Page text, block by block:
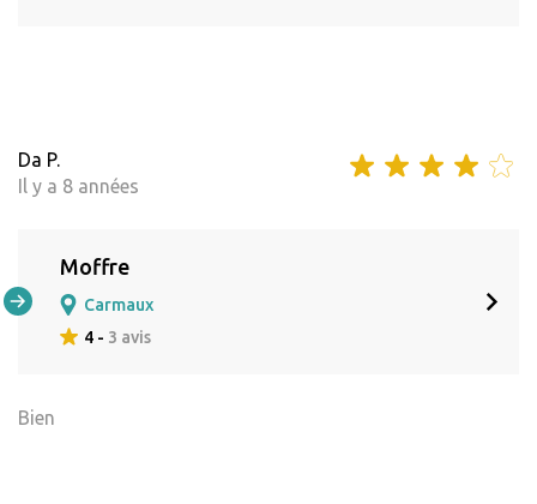
Da P.
Il y a 8 années
Moffre
Carmaux
4 - 3 avis
Bien